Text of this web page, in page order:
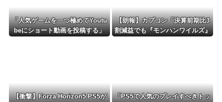
「人気ゲームを一つ極めてYoutu
beにショート動画を投稿する」
【朗報】カプコン「決算前期比3
割減益でも『モンハンワイルズ』
【衝撃】Forza Horizon5 PS5が
「PS5で人気のプレイすべきトッ